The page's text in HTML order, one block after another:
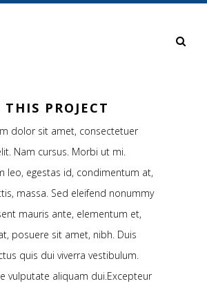
PROJECT
dolor sit amet, consectetuer
Nam cursus. Morbi ut mi.
leo, egestas id, condimentum at,
massa. Sed eleifend nonummy
mauris ante, elementum et,
posuere sit amet, nibh. Duis
quis dui viverra vestibulum.
vulputate aliquam dui.Excepteur